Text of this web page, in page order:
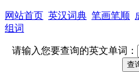
网站首页 英汉词典 笔画笔顺
组词
请输入您要查询的英文单词：